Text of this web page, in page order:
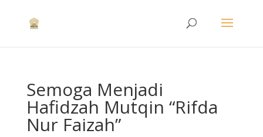
Semoga Menjadi
Hafidzah Mutqin “Rifda
Nur Faizah”